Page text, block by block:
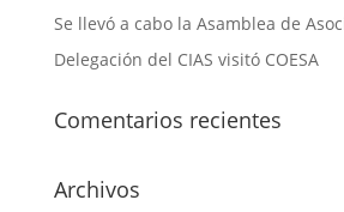
Se llevó a cabo la Asamblea de
Delegación del CIAS visitó COESA
Comentarios recientes
Archivos